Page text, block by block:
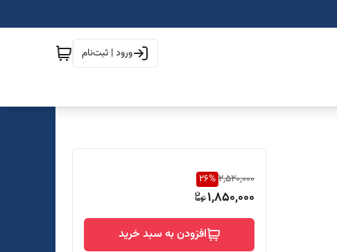
ورود | ثبت‌نام
2,520,000
26%
1,850,000
افزودن به سبد خرید